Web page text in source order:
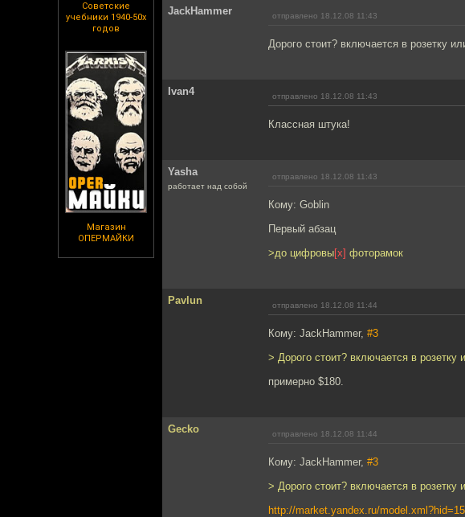
Советские
учебники 1940-50х
годов
Магазин
ОПЕРМАЙКИ
JackHammer отправлено 18.12.08 11:43
Дорого стоит? включается в розетку
Ivan4 отправлено 18.12.08 11:43
Классная штука!
Yasha
работает над собой
отправлено 18.12.08 11:43
Кому: Goblin
Первый абзац
>до цифровы[х] фоторамок
Pavlun отправлено 18.12.08 11:44
Кому: JackHammer, #3
> Дорого стоит? включается в розетку
примерно $180.
Gecko отправлено 18.12.08 11:44
Кому: JackHammer, #3
> Дорого стоит? включается в розетку
http://market.yandex.ru/